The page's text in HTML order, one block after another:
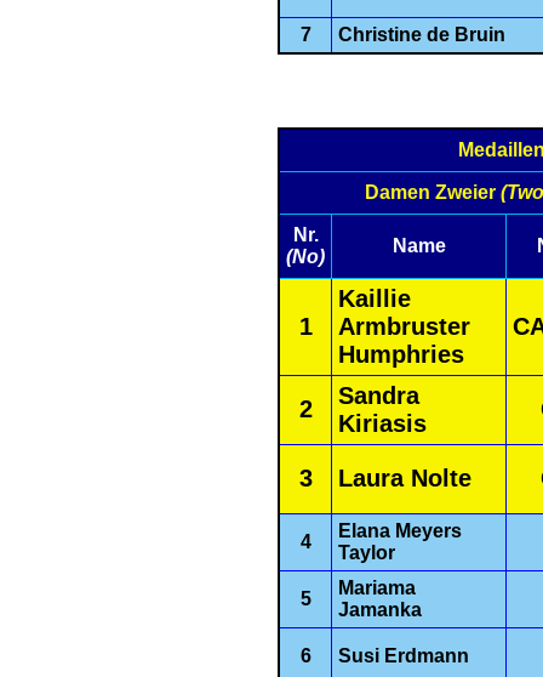
7 Christine de Bruin
Damen Zweier
Nr.
(No)
Name
1
Kaillie
Armbruster
Humphries
2
Sandra
Kiriasis
3 Laura Nolte
4
Elana Meyers
Taylor
5
Mariama
Jamanka
6 Susi Erdmann